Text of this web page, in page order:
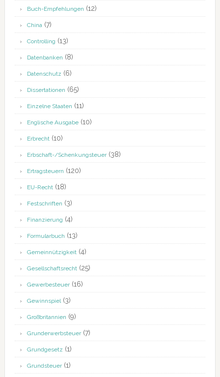
Buch-Empfehlungen (12)
China(7)
Controlling (13)
Datenbanken (8)
Datenschutz (6)
Dissertationen (65)
Einzelne Staaten (11)
Englische Ausgabe(10)
Erbrecht(10)
Erbschaft-/Schenkungsteuer(38)
Ertragsteuern (120)
EU-Recht(18)
Festschriften (3)
Finanzierung (4)
Formularbuch (13)
Gemeinnützigkeit(4)
Gesellschaftsrecht(25)
Gewerbesteuer(16)
Gewinnspiel(3)
Großbritannien (9)
Grunderwerbsteuer(7)
Grundgesetz (1)
Grundsteuer(1)